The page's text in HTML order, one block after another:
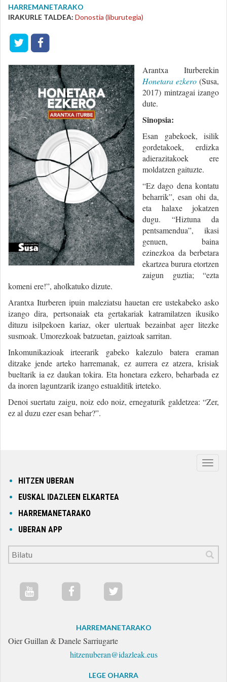
HARREMANETARAKO
IRAKURLE TALDEA: Donostia (liburutegia)
Arantxa Iturberekin
Honetara ezkero (Susa,
2017) mintzagai izango
dute.
Sinopsia:
Esan gabekoek, isilik
gordetakoek, erdizka
adierazitakoek ere
moldatzen gaituzte.
“Ez dago dena kontatu
beharrik”, esan ohi da,
eta halaxe jokatzen
dugu. “Hiztuna da
pentsamendua”, ikasi
genuen, baina
ezinezkoa da berbetara
ekartzea burura etortzen
zaigun guztia; “ezta
komeni ere!”, aholkatuko dizute.
Arantxa Iturberen ipuin maleziatsu hauetan ere ustekabeko asko
izango dira, pertsonaiak eta gertakariak katramilatzen ikusiko
dituzu isilpekoen kariaz, oker ulertuak bezainbat ager litezke
susmoak. Umorezkoak batzuetan, gaiztoak sarritan.
Inkomunikazioak irteerarik gabeko kalezulo batera eraman
ditzake jende arteko harremanak, ez aurrera ez atzera, krisiak
bueltarik ia ez daukan tokira. Eta honetara ezkero, beharbada ez
da inoren laguntzarik izango estualditik irteteko.
Denoi suertatu zaigu, noiz edo noiz, ernegaturik galdetzea: “Zer,
ez al duzu ezer esan behar?”.
HITZEN UBERAN
EUSKAL IDAZLEEN ELKARTEA
HARREMANETARAKO
UBERAN APP
HARREMANETARAKO
Oier Guillan & Danele Sarriugarte
hitzenuberan@idazleak.eus
LEGE OHARRA